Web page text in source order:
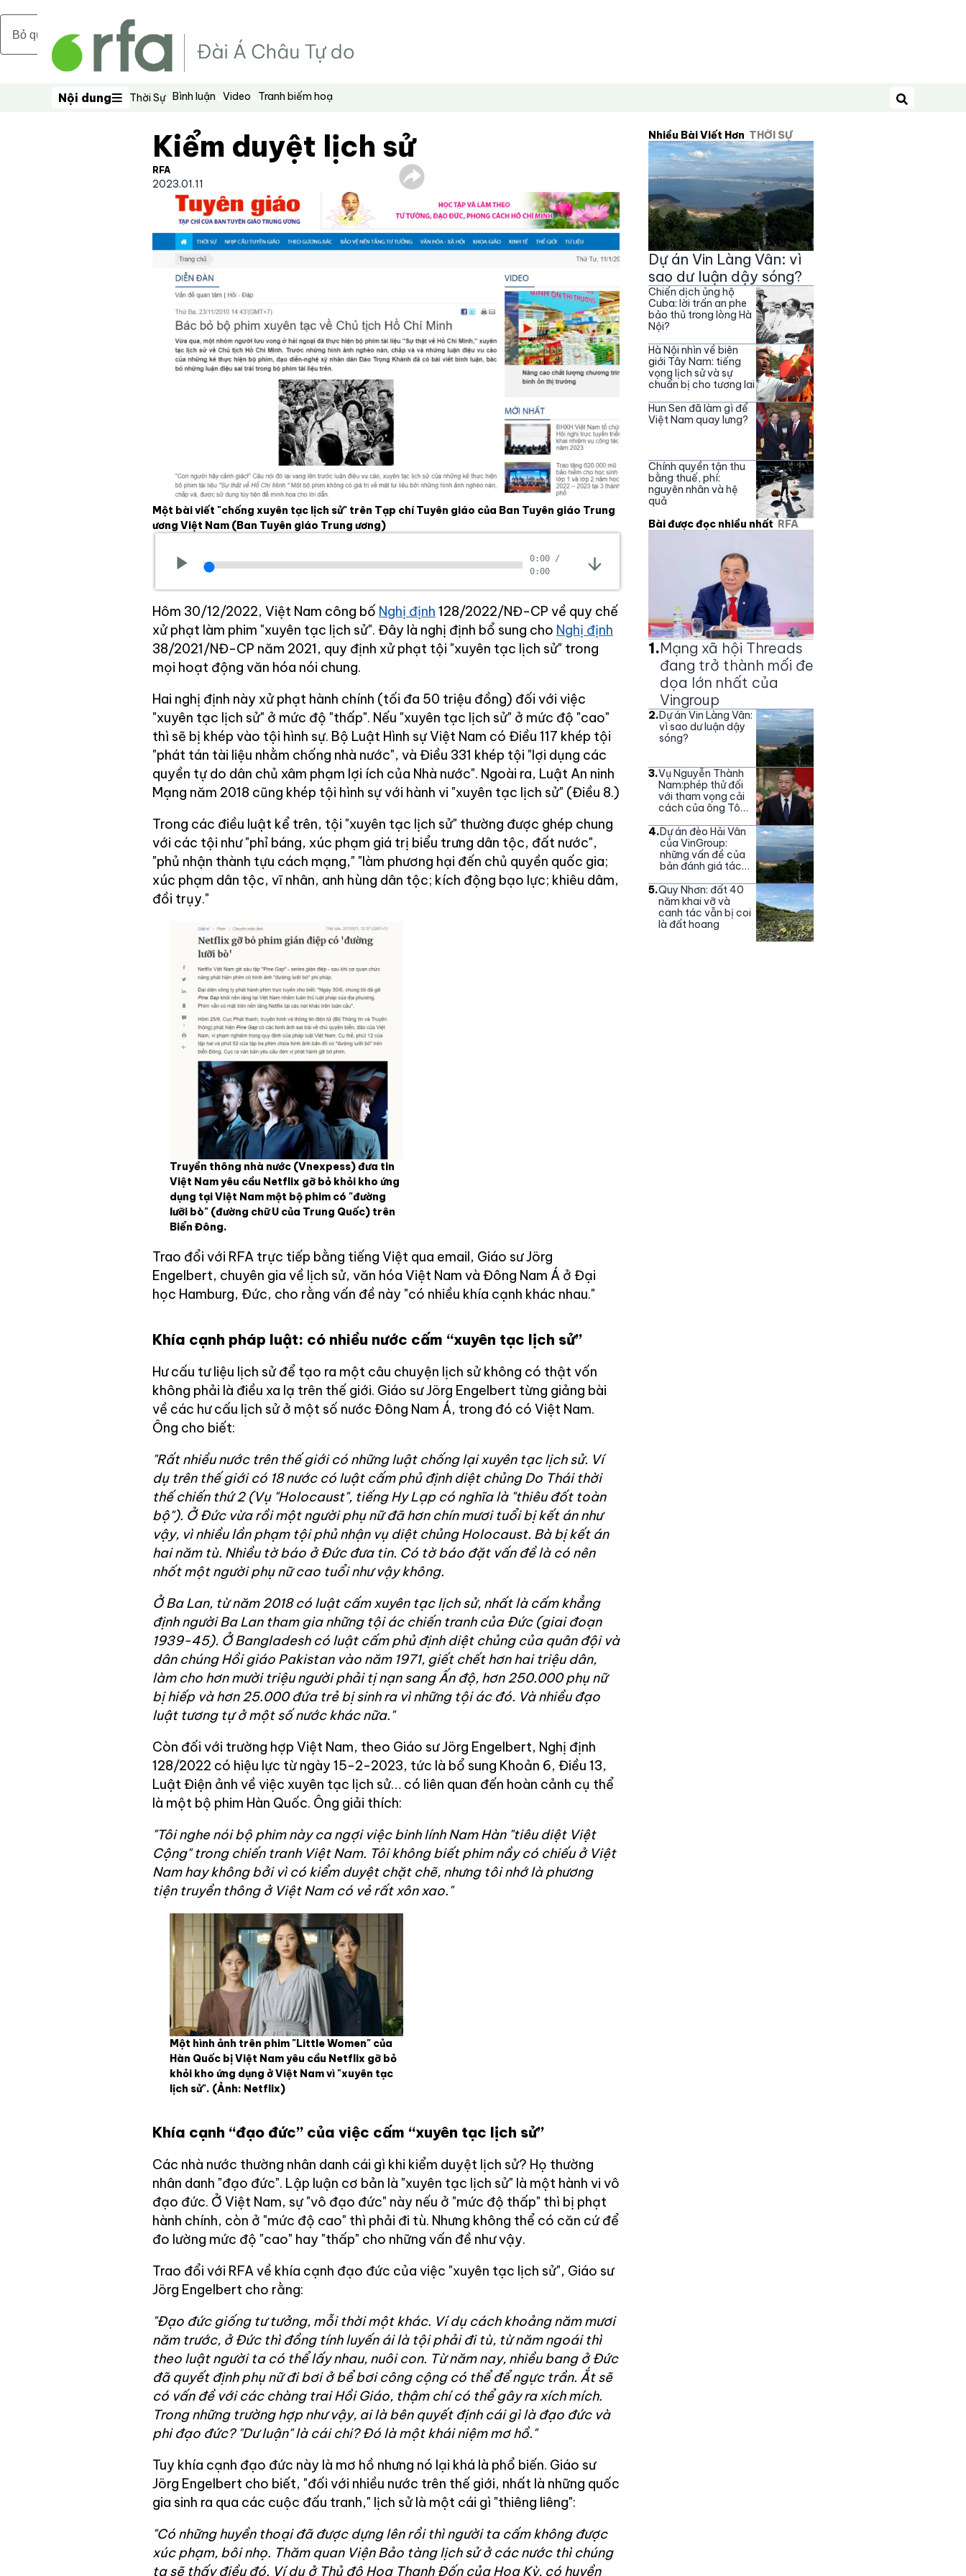
Bỏ qua nội dung chính
Nội dung
Nội dung Thời Sự Bình luận Video Tranh biếm hoạ
Tìm kiếm
Kiểm duyệt lịch sử
RFA
2023.01.11
Một bài viết "chống xuyên tạc lịch sử" trên Tạp chí Tuyên giáo của Ban Tuyên giáo Trung
ương Việt Nam (Ban Tuyên giáo Trung ương)
0:00 /
0:00
Hôm 30/12/2022, Việt Nam công bố Nghị định 128/2022/NĐ-CP về quy chế
xử phạt làm phim "xuyên tạc lịch sử". Đây là nghị định bổ sung cho Nghị định
38/2021/NĐ-CP năm 2021, quy định xử phạt tội "xuyên tạc lịch sử" trong
mọi hoạt động văn hóa nói chung.
Hai nghị định này xử phạt hành chính (tối đa 50 triệu đồng) đối với việc
"xuyên tạc lịch sử" ở mức độ "thấp". Nếu "xuyên tạc lịch sử" ở mức độ "cao"
thì sẽ bị khép vào tội hình sự. Bộ Luật Hình sự Việt Nam có Điều 117 khép tội
"phát tán tài liệu nhằm chống nhà nước", và Điều 331 khép tội "lợi dụng các
quyền tự do dân chủ xâm phạm lợi ích của Nhà nước". Ngoài ra, Luật An ninh
Mạng năm 2018 cũng khép tội hình sự với hành vi "xuyên tạc lịch sử" (Điều 8.)
Trong các điều luật kể trên, tội "xuyên tạc lịch sử" thường được ghép chung
với các tội như "phỉ báng, xúc phạm giá trị biểu trưng dân tộc, đất nước",
"phủ nhận thành tựu cách mạng," "làm phương hại đến chủ quyền quốc gia;
xúc phạm dân tộc, vĩ nhân, anh hùng dân tộc; kích động bạo lực; khiêu dâm,
đồi trụy."
Truyền thông nhà nước (Vnexpess) đưa tin
Việt Nam yêu cầu Netflix gỡ bỏ khỏi kho ứng
dụng tại Việt Nam một bộ phim có "đường
lưỡi bò" (đường chữ U của Trung Quốc) trên
Biển Đông.
Trao đổi với RFA trực tiếp bằng tiếng Việt qua email, Giáo sư Jörg
Engelbert, chuyên gia về lịch sử, văn hóa Việt Nam và Đông Nam Á ở Đại
học Hamburg, Đức, cho rằng vấn đề này "có nhiều khía cạnh khác nhau."
Khía cạnh pháp luật: có nhiều nước cấm “xuyên tạc lịch sử”
Hư cấu tư liệu lịch sử để tạo ra một câu chuyện lịch sử không có thật vốn
không phải là điều xa lạ trên thế giới. Giáo sư Jörg Engelbert từng giảng bài
về các hư cấu lịch sử ở một số nước Đông Nam Á, trong đó có Việt Nam.
Ông cho biết:
"Rất nhiều nước trên thế giới có những luật chống lại xuyên tạc lịch sử. Ví
dụ trên thế giới có 18 nước có luật cấm phủ định diệt chủng Do Thái thời
thế chiến thứ 2 (Vụ "Holocaust", tiếng Hy Lạp có nghĩa là "thiêu đốt toàn
bộ"). Ở Đức vừa rồi một người phụ nữ đã hơn chín mươi tuổi bị kết án như
vậy, vì nhiều lần phạm tội phủ nhận vụ diệt chủng Holocaust. Bà bị kết án
hai năm tù. Nhiều tờ báo ở Đức đưa tin. Có tờ báo đặt vấn đề là có nên
nhốt một người phụ nữ cao tuổi như vậy không.
Ở Ba Lan, từ năm 2018 có luật cấm xuyên tạc lịch sử, nhất là cấm khẳng
định người Ba Lan tham gia những tội ác chiến tranh của Đức (giai đoạn
1939-45). Ở Bangladesh có luật cấm phủ định diệt chủng của quân đội và
dân chúng Hồi giáo Pakistan vào năm 1971, giết chết hơn hai triệu dân,
làm cho hơn mười triệu người phải tị nạn sang Ấn độ, hơn 250.000 phụ nữ
bị hiếp và hơn 25.000 đứa trẻ bị sinh ra vì những tội ác đó. Và nhiều đạo
luật tương tự ở một số nước khác nữa."
Còn đối với trường hợp Việt Nam, theo Giáo sư Jörg Engelbert, Nghị định
128/2022 có hiệu lực từ ngày 15-2-2023, tức là bổ sung Khoản 6, Điều 13,
Luật Điện ảnh về việc xuyên tạc lịch sử… có liên quan đến hoàn cảnh cụ thể
là một bộ phim Hàn Quốc. Ông giải thích:
"Tôi nghe nói bộ phim này ca ngợi việc binh lính Nam Hàn "tiêu diệt Việt
Cộng" trong chiến tranh Việt Nam. Tôi không biết phim nầy có chiếu ở Việt
Nam hay không bởi vì có kiểm duyệt chặt chẽ, nhưng tôi nhớ là phương
tiện truyền thông ở Việt Nam có vẻ rất xôn xao."
Một hình ảnh trên phim "Little Women" của
Hàn Quốc bị Việt Nam yêu cầu Netflix gỡ bỏ
khỏi kho ứng dụng ở Việt Nam vì "xuyên tạc
lịch sử". (Ảnh: Netflix)
Khía cạnh “đạo đức” của việc cấm “xuyên tạc lịch sử”
Các nhà nước thường nhân danh cái gì khi kiểm duyệt lịch sử? Họ thường
nhân danh "đạo đức". Lập luận cơ bản là "xuyên tạc lịch sử" là một hành vi vô
đạo đức. Ở Việt Nam, sự "vô đạo đức" này nếu ở "mức độ thấp" thì bị phạt
hành chính, còn ở "mức độ cao" thì phải đi tù. Nhưng không thể có căn cứ để
đo lường mức độ "cao" hay "thấp" cho những vấn đề như vậy.
Trao đổi với RFA về khía cạnh đạo đức của việc "xuyên tạc lịch sử", Giáo sư
Jörg Engelbert cho rằng:
"Đạo đức giống tư tưởng, mỗi thời một khác. Ví dụ cách khoảng năm mươi
năm trước, ở Đức thì đồng tính luyến ái là tội phải đi tù, từ năm ngoái thì
theo luật người ta có thể lấy nhau, nuôi con. Từ năm nay, nhiều bang ở Đức
đã quyết định phụ nữ đi bơi ở bể bơi công cộng có thể để ngực trần. Ắt sẽ
có vấn đề với các chàng trai Hồi Giáo, thậm chí có thể gây ra xích mích.
Trong những trường hợp như vậy, ai là bên quyết định cái gì là đạo đức và
phi đạo đức? "Dư luận" là cái chi? Đó là một khái niệm mơ hồ."
Tuy khía cạnh đạo đức này là mơ hồ nhưng nó lại khá là phổ biến. Giáo sư
Jörg Engelbert cho biết, "đối với nhiều nước trên thế giới, nhất là những quốc
gia sinh ra qua các cuộc đấu tranh," lịch sử là một cái gì "thiêng liêng":
"Có những huyền thoại đã được dựng lên rồi thì người ta cấm không được
xúc phạm, bôi nhọ. Thăm quan Viện Bảo tàng lịch sử ở các nước thì chúng
ta sẽ thấy điều đó. Ví dụ ở Thủ đô Hoa Thạnh Đốn của Hoa Kỳ, có huyền
Nhiều Bài Viết Hơn THỜI SỰ
Dự án Vin Làng Vân: vì
sao dư luận dậy sóng?
Chiến dịch ủng hộ
Cuba: lời trấn an phe
bảo thủ trong lòng Hà
Nội?
Hà Nội nhìn về biên
giới Tây Nam: tiếng
vọng lịch sử và sự
chuẩn bị cho tương lai
Hun Sen đã làm gì để
Việt Nam quay lưng?
Chính quyền tận thu
bằng thuế, phí:
nguyên nhân và hệ
quả
Bài được đọc nhiều nhất RFA
1.Mạng xã hội Threads
đang trở thành mối đe
dọa lớn nhất của
Vingroup
2.Dự án Vin Làng Vân:
vì sao dư luận dậy
sóng?
3.Vụ Nguyễn Thành
Nam:phép thử đối
với tham vọng cải
cách của ông Tô
4.Dự án đèo Hải Vân
của VinGroup:
những vấn đề của
bản đánh giá tác
5.Quy Nhơn: đất 40
năm khai vỡ và
canh tác vẫn bị coi
là đất hoang